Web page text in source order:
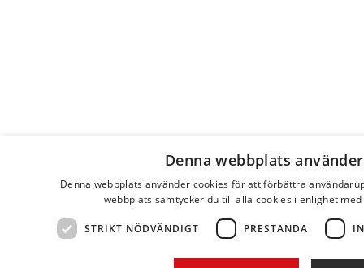
Denna webbplats
Denna webbplats använder cookies för att förbättra
webbplats samtycker du till alla cookies i enlighet
STRIKT NÖDVÄNDIGT PRESTANDA